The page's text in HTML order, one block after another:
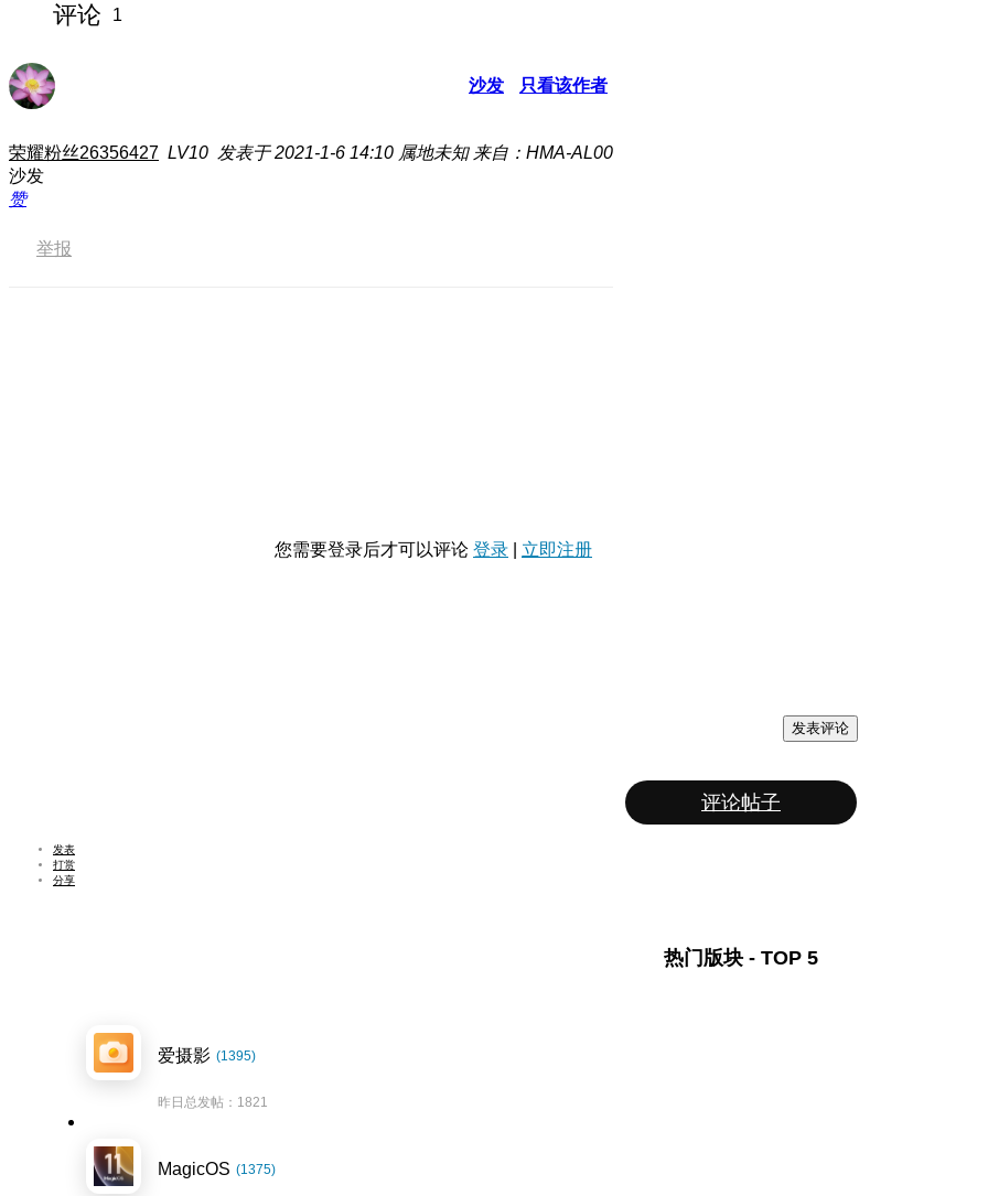
评论 1
沙发 只看该作者
荣耀粉丝26356427 LV10 发表于 2021-1-6 14:10 属地未知 来自：HMA-AL00
沙发
赞
举报
您需要登录后才可以评论 登录 立即注册
发表评论
评论帖子
发表
打赏
分享
热门版块 - TOP 5
爱摄影 (1395)
昨日总发帖：1821
MagicOS (1375)